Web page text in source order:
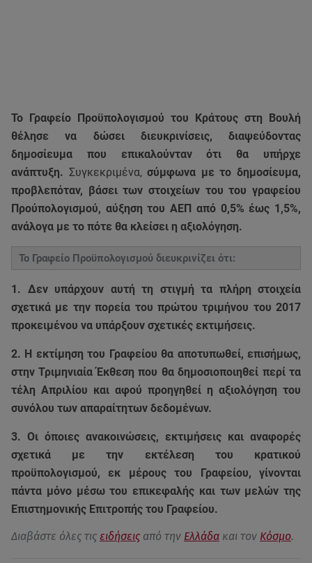
Το Γραφείο Προϋπολογισμού του Κράτους στη Βουλή
θέλησε να δώσει διευκρινίσεις, διαψεύδοντας
δημοσίευμα που επικαλούνταν ότι θα υπήρχε
ανάπτυξη. Συγκεκριμένα,σύμφωνα με το δημοσίευμα,
προβλεπόταν, βάσει των στοιχείων του του γραφείου
Προύπολογισμού, αύξηση του ΑΕΠ από 0,5% έως 1,5%,
ανάλογα με το πότε θα κλείσει η αξιολόγηση.
Το Γραφείο Προϋπολογισμού διευκρινίζει ότι:
1. Δεν υπάρχουν αυτή τη στιγμή τα πλήρη στοιχεία
σχετικά με την πορεία του πρώτου τριμήνου του 2017
προκειμένου να υπάρξουν σχετικές εκτιμήσεις.
2. Η εκτίμηση του Γραφείου θα αποτυπωθεί, επισήμως,
στην Τριμηνιαία Έκθεση που θα δημοσιοποιηθεί περί τα
τέλη Απριλίου και αφού προηγηθεί η αξιολόγηση του
συνόλου των απαραίτητων δεδομένων.
3. Οι όποιες ανακοινώσεις, εκτιμήσεις και αναφορές
σχετικά με την εκτέλεση του κρατικού
προϋπολογισμού, εκ μέρους του Γραφείου, γίνονται
πάντα μόνο μέσω του επικεφαλής και των μελών της
Επιστημονικής Επιτροπής του Γραφείου.
Διαβάστε όλες τις ειδήσεις από την Ελλάδα και τον Κόσμο.